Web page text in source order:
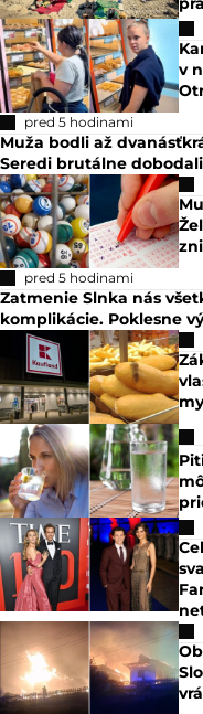
v
pred 5 hodinami
Muža bodli až
Seredi brutálne
pred 5 hodinami
Zatmenie Slnka nás
komplikácie. Poklesne